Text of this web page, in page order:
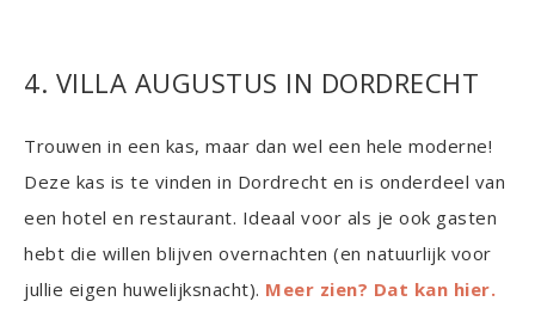
4. VILLA AUGUSTUS IN DORDRECHT
Trouwen in een kas, maar dan wel een hele moderne!
Deze kas is te vinden in Dordrecht en is onderdeel van
een hotel en restaurant. Ideaal voor als je ook gasten
hebt die willen blijven overnachten (en natuurlijk voor
jullie eigen huwelijksnacht). Meer zien? Dat kan hier.